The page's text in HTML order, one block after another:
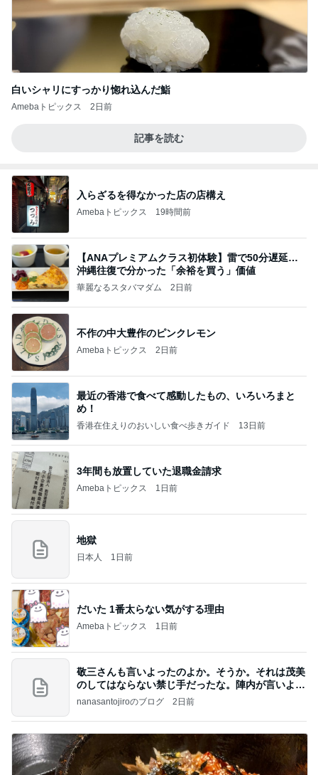
白いシャリにすっかり惚れ込んだ鮨
Amebaトピックス 2日前
記事を読む
入らざるを得なかった店の店構え
Amebaトピックス 19時間前
【ANAプレミアムクラス初体験】雷で50分遅延…
沖縄往復で分かった「余裕を買う」価値
華麗なるスタバマダム 2日前
不作の中大豊作のピンクレモン
Amebaトピックス 2日前
最近の香港で食べて感動したもの、いろいろまと
め！
香港在住えりのおいしい食べ歩きガイド 13日前
3年間も放置していた退職金請求
Amebaトピックス 1日前
地獄
日本人 1日前
だいた 1番太らない気がする理由
Amebaトピックス 1日前
敬三さんも言いよったのよか。そうか。それは茂美
のしてはならない禁じ手だったな。陣内が言いよる
のよ
nanasantojiroのブログ 2日前